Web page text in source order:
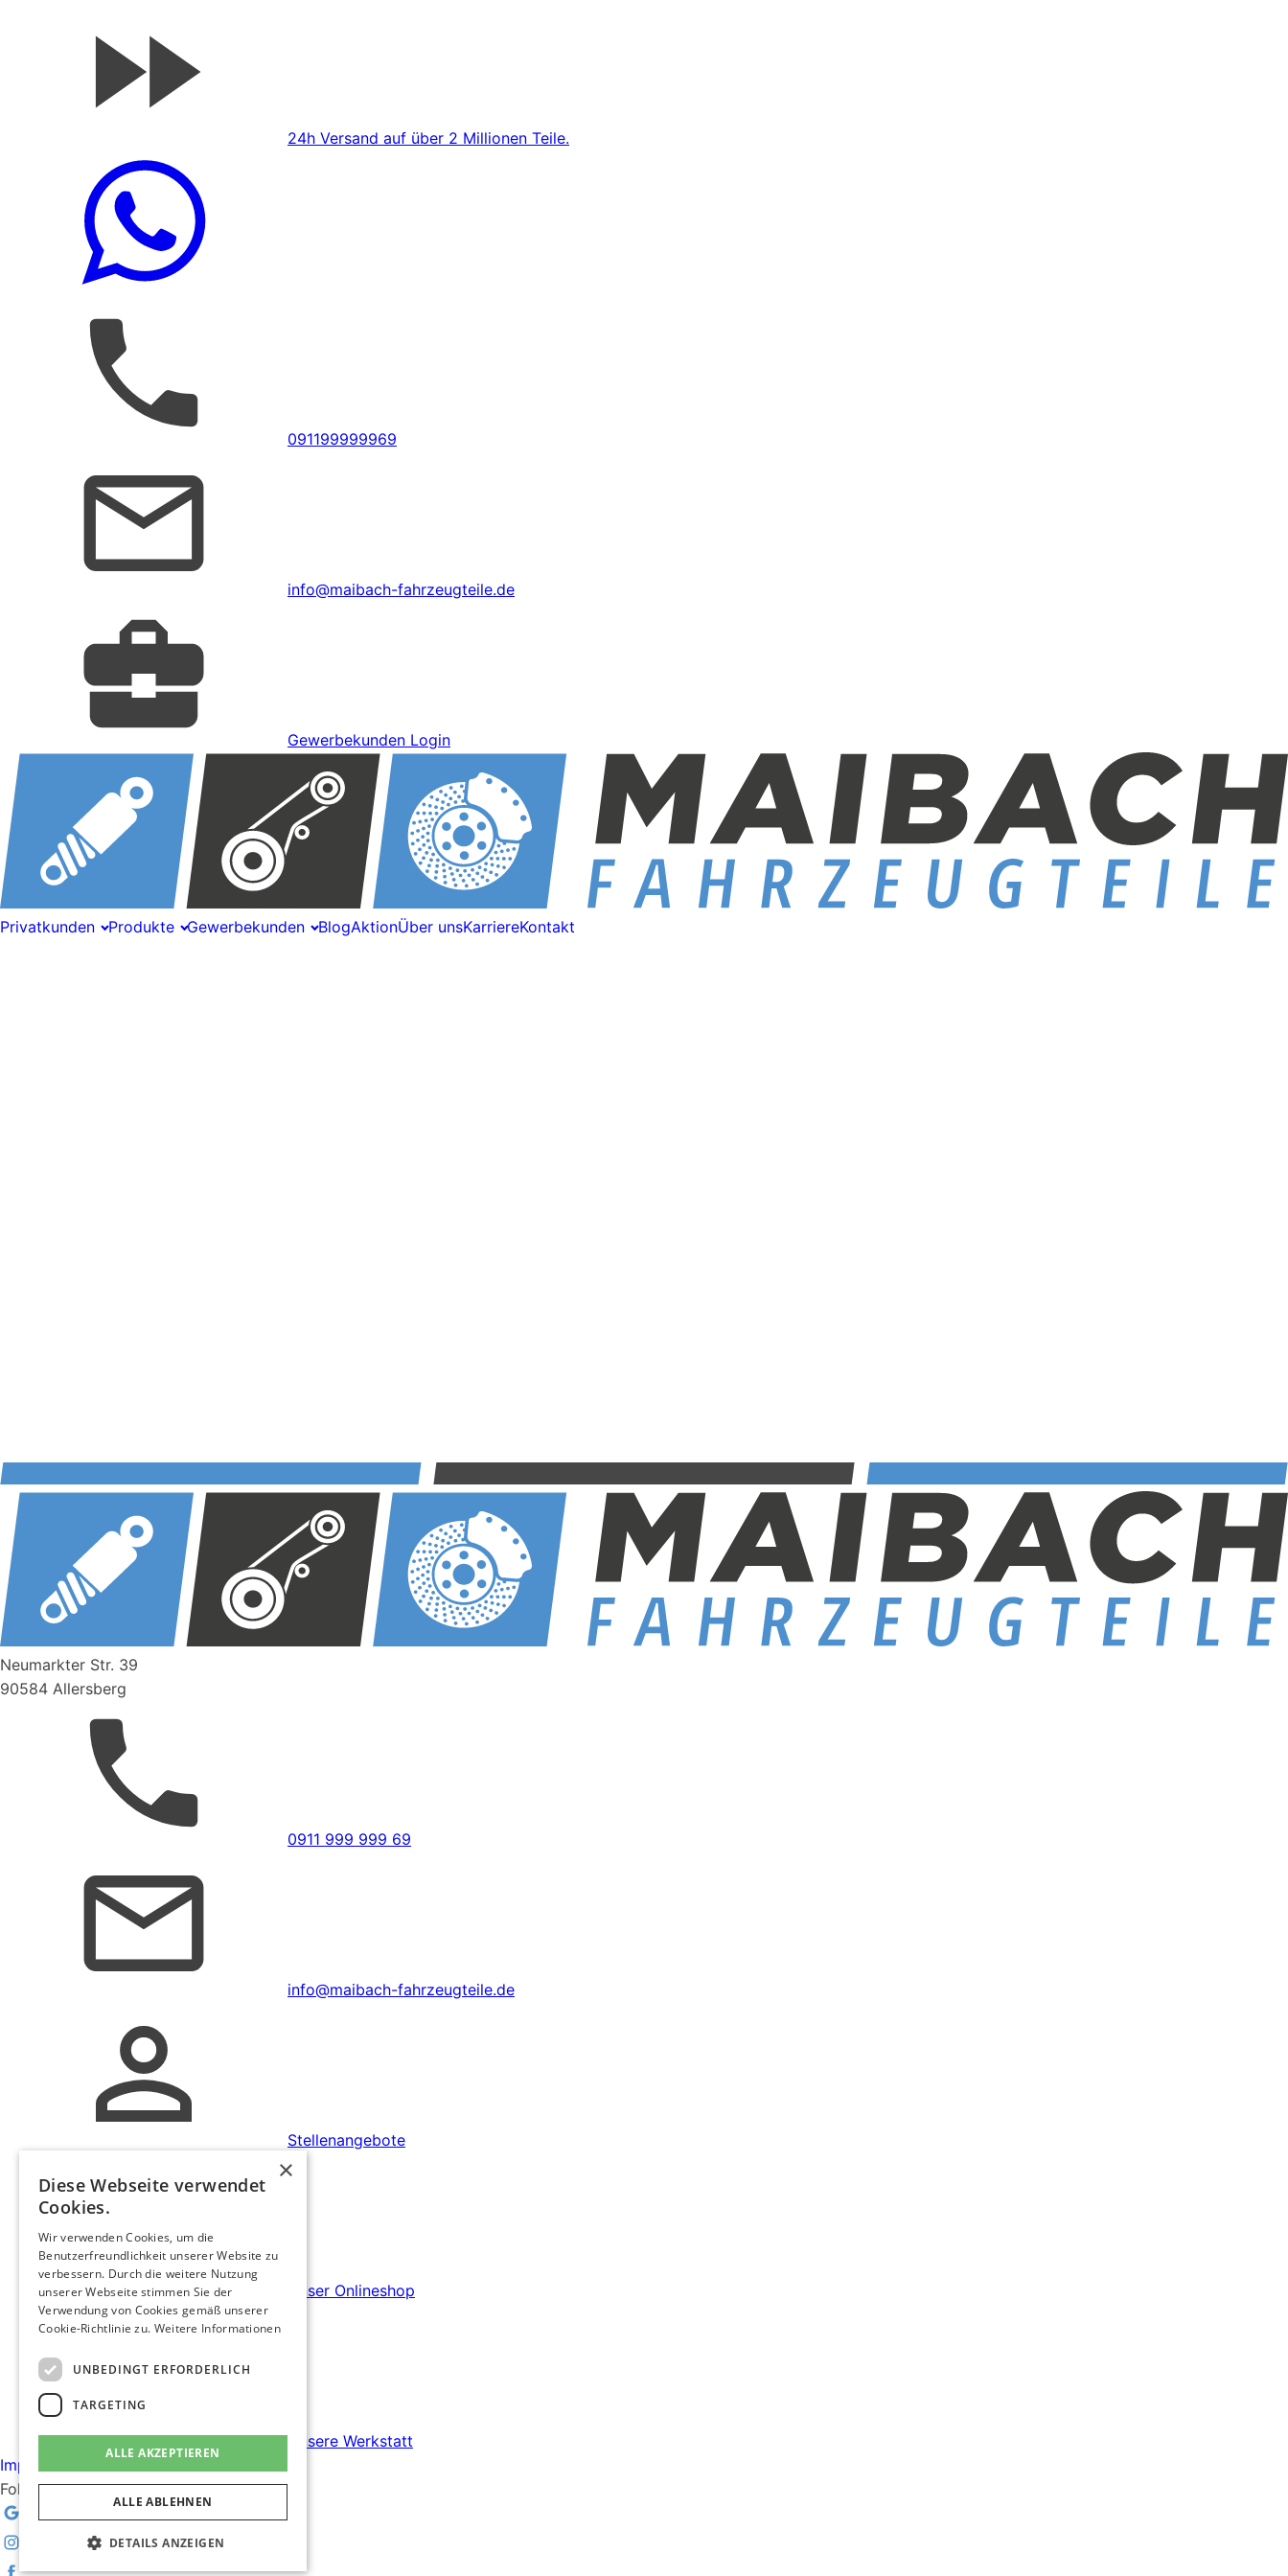
24h Versand auf über 2 Millionen Teile.
091199999969
info@maibach-fahrzeugteile.de
Gewerbekunden Login
Privatkunden Produkte Gewerbekunden BlogAktionÜber unsKarriereKontakt
Neumarkter Str. 39
90584 Allersberg
0911 999 999 69
info@maibach-fahrzeugteile.de
Stellenangebote
Unser Onlineshop
Unsere Werkstatt
Impressum
Folgen Sie uns um nichts zu verpassen.
×
Diese Webseite verwendet
Cookies.
Wir verwenden Cookies, um die
Benutzerfreundlichkeit unserer Website zu
verbessern. Durch die weitere Nutzung
unserer Webseite stimmen Sie der
Verwendung von Cookies gemäß unserer
Cookie-Richtlinie zu. Weitere Informationen
UNBEDINGT ERFORDERLICH
TARGETING
ALLE AKZEPTIEREN
ALLE ABLEHNEN
DETAILS ANZEIGEN